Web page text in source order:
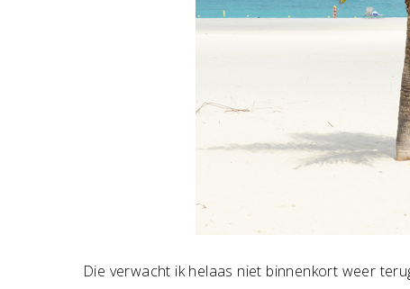
Die verwacht ik helaas niet binnenkort weer